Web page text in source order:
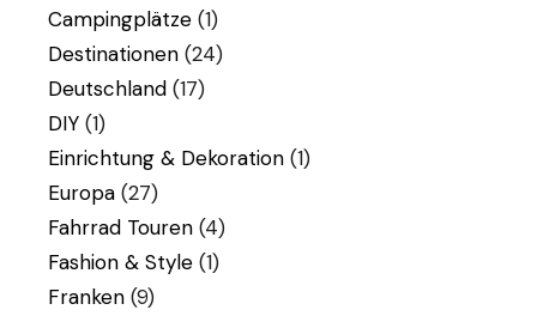
Campingplätze (1)
Destinationen (24)
Deutschland (17)
DIY (1)
Einrichtung & Dekoration (1)
Europa (27)
Fahrrad Touren (4)
Fashion & Style (1)
Franken (9)